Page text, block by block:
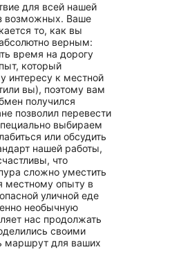
для всей нашей
возможных. Ваше
то, как вы
верным:
время на дорогу
который
интересу к местной
вы), поэтому вам
получился
позволил перевести
выбираем
или обсудить
нашей работы,
что
сложно уместить
местному опыту в
уличной еде
необычную
нас продолжать
своими
маршрут для ваших